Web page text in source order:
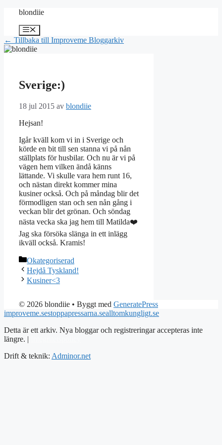
Hoppa
innehåll
blondiie
Meny
← Tillbaka till Improveme Bloggarkiv
Sverige:)
18 jul 2015 av blondiie
Hejsan!
Igår kväll kom vi in i Sverige och
körde en bit till sen stanna vi på nån
ställplats för husbilar. Och nu är vi på
vägen hem vilken ändå känns
lättande. Vi skulle vara hem runt 16,
och nästan direkt kommer mina
kusiner också. Och på måndag blir det
förmodligen stan och sen nån gång i
veckan blir det grönan. Och söndag
nästa vecka ska jag hem till Matilda❤️
Jag ska försöka slänga in ett inlägg
ikväll också. Kramis!
Kategorier
Okategoriserad
Hejdå Tyskland!
Kusiner<3
© 2026 blondiie • Byggt med GeneratePress
improveme.sestoppapressarna.sealltomkungligt.se
Detta är ett arkiv. Nya bloggar och registreringar accepteras inte
längre. |
Drift & teknik: Adminor.net